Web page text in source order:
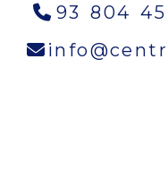
93 804
info